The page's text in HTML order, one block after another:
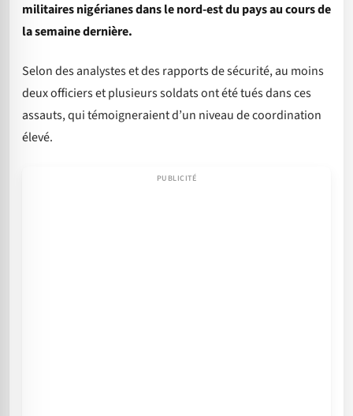
militaires nigérianes dans le nord-est du pays au cours de
la semaine dernière.
Selon des analystes et des rapports de sécurité, au moins
deux officiers et plusieurs soldats ont été tués dans ces
assauts, qui témoigneraient d’un niveau de coordination
élevé.